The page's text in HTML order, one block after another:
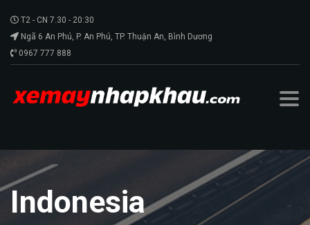
T2 - CN 7.30 - 20:30
Ngã 6 An Phú, P. An Phú, TP. Thuận An, Bình Dương
0967 777 888
Indonesia